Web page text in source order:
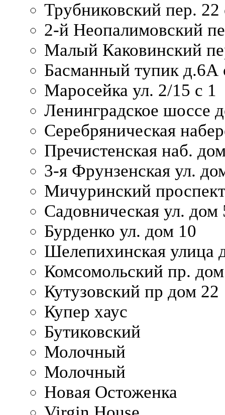
Трубниковский пер. 22
2-й Неопалимовский
Малый Каковинский
Басманный тупик д.6А
Маросейка ул. 2/15 с 1
Ленинградское шоссе
Серебряническая
Пречистенская наб.
3-я Фрунзенская ул.
Мичуринский
Садовническая ул. дом
Бурденко ул. дом 10
Шелепихинская улица
Комсомольский пр.
Кутузовский пр дом 22
Купер хаус
Бутиковский
Молочный
Молочный
Новая Остоженка